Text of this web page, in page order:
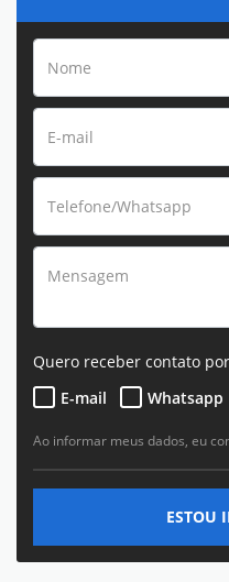
Quero receber contato
E-mail
Whatsapp
Ao informar meus dados, eu
ESTOU